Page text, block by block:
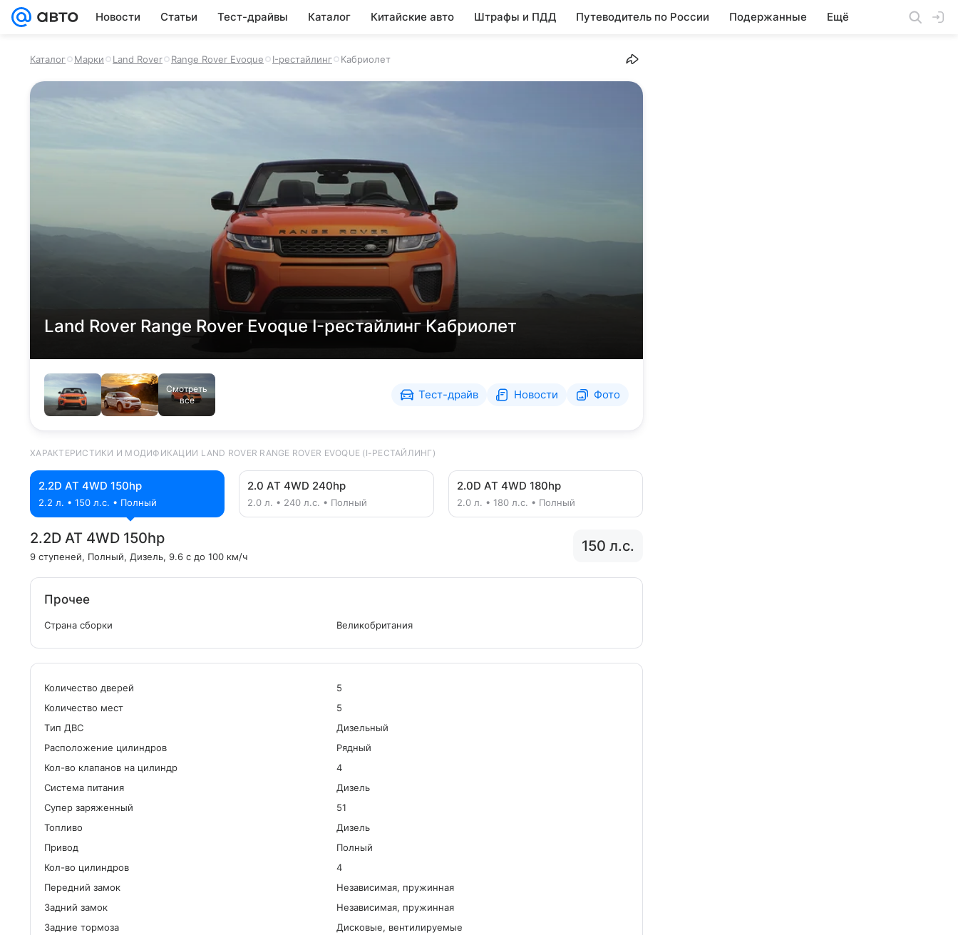
Новости Статьи Тест-драйвы Каталог Китайские авто Штрафы и ПДД Путеводитель по России Подержанные Ещё
Каталог Марки Land Rover Range Rover Evoque I-рестайлинг Кабриолет
Land Rover Range Rover Evoque I-рестайлинг Кабриолет
Смотреть
все
Тест-драйв Новости Фото
ХАРАКТЕРИСТИКИ И МОДИФИКАЦИИ LAND ROVER RANGE ROVER EVOQUE (I-РЕСТАЙЛИНГ)
2.2D AT 4WD 150hp
2.2 л. • 150 л.с. • Полный
2.0 AT 4WD 240hp
2.0 л. • 240 л.с. • Полный
2.0D AT 4WD 180hp
2.0 л. • 180 л.с. • Полный
2.2D AT 4WD 150hp
9 ступеней, Полный, Дизель, 9.6 с до 100 км/ч
150 л.с.
Прочее
Страна сборки Великобритания
Количество дверей
5
Количество мест
5
Tип ДВС
Дизельный
Расположение цилиндров
Рядный
Кол-во клапанов на цилиндр
4
Система питания
Дизель
Cупер заряженный
51
Топливо
Дизель
Привод
Полный
Кол-во цилиндров
4
Передний замок
Независимая, пружинная
Задний замок
Независимая, пружинная
Задние тормоза
Дисковые, вентилируемые